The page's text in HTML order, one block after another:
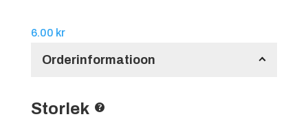
6.00 kr
Orderinformatioon
Storlek